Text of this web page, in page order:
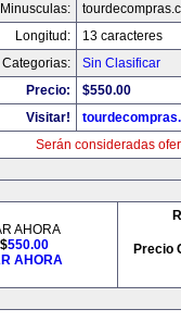
Minusculas:
Longitud:
13 caracteres
Categorias:
Sin Clasificar
Precio:
$550.00
Visitar!
Serán consideradas
AHORA
550.00
AHORA
Precio